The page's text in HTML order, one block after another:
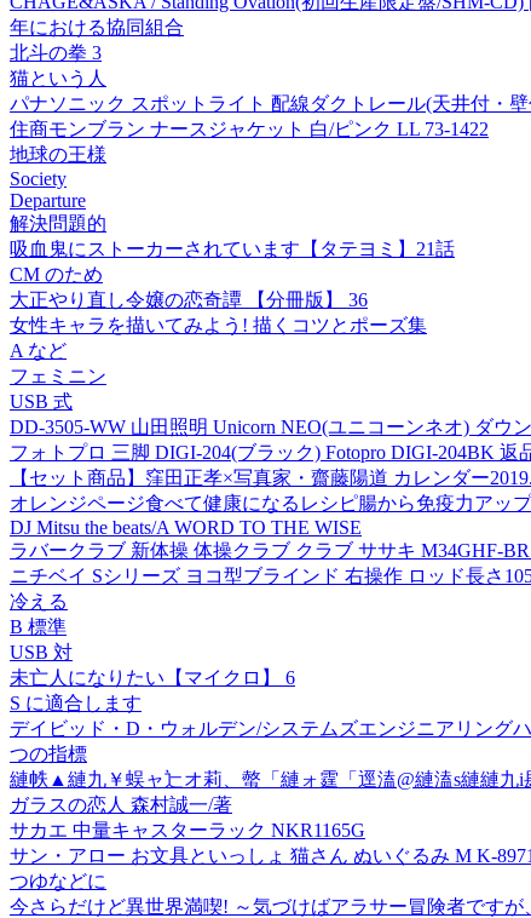
年における協同組合
北斗の拳 3
猫という人
パナソニック スポットライト 配線ダクトレール(天井付・
住商モンブラン ナースジャケット 白/ピンク LL 73-1422
地球の王様
Society
Departure
解決問題的
吸血鬼にストーカーされています【タテヨミ】21話
CM のため
大正やり直し令嬢の恋奇譚 【分冊版】 36
女性キャラを描いてみよう! 描くコツとポーズ集
A など
フェミニン
USB 式
DD-3505-WW 山田照明 Unicorn NEO(ユニコーンネオ) ダウ
フォトプロ 三脚 DIGI-204(ブラック) Fotopro DIGI-204BK 返
【セット商品】窪田正孝×写真家・齋藤陽道 カレンダー
オレンジページ食べて健康になるレシピ腸から免疫力アッ
DJ Mitsu the beats/A WORD TO THE WISE
ラバークラブ 新体操 体操クラブ クラブ ササキ M34GHF-
ニチベイ Sシリーズ ヨコ型ブラインド 右操作 ロッド長さ
冷える
B 標準
USB 対
未亡人になりたい【マイクロ】 6
S に適合します
デイビッド・D・ウォルデン/システムズエンジニアリング
つの指標
縺帙▲縺九￥蜈ャ辷オ莉、螫「縺ォ霆「逕溘@縺溘s縺縺
ガラスの恋人 森村誠一/著
サカエ 中量キャスターラック NKR1165G
サン・アロー お文具といっしょ 猫さん ぬいぐるみ M K-8971
つゆなどに
今さらだけど異世界満喫! ～気づけばアラサー冒険者です